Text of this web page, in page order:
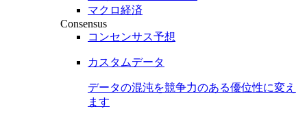
マクロ経済
Consensus
コンセンサス予想
カスタムデータ
データの混沌を競争力のある優位性に変え
ます